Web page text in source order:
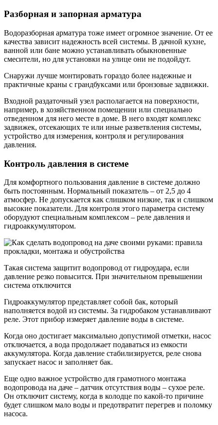
Разборная и запорная арматура
Водоразборная арматура тоже имеет огромное значение. От ее
качества зависит надежность всей системы. В дачной кухне,
ванной или бане можно устанавливать обыкновенные
смесители, но для установки на улице они не подойдут.
Снаружи лучше монтировать гораздо более надежные и
практичные краны с грандбуксами или бронзовые задвижки.
Входной раздаточный узел располагается на поверхности,
например, в хозяйственном помещении или специально
отведенном для него месте в доме. В него входят комплекс
задвижек, отсекающих те или иные разветвления системы,
устройство для измерения, контроля и регулирования
давления.
Контроль давления в системе
Для комфортного пользования давление в системе должно
быть постоянным. Нормальный показатель – от 2,5 до 4
атмосфер. Не допускается как слишком низкие, так и слишком
высокие показатели. Для контроля этого параметра систему
оборудуют специальным комплексом – реле давления и
гидроаккумулятором.
Такая система защитит водопровод от гидроудара, если
давление резко повысится. При значительном превышении
система отключится
Гидроаккумулятор представляет собой бак, который
наполняется водой из системы. За гидробаком устанавливают
реле. Этот прибор измеряет давление воды в системе.
Когда оно достигает максимально допустимой отметки, насос
отключается, а вода продолжает подаваться из емкости
аккумулятора. Когда давление стабилизируется, реле снова
запускает насос и заполняет бак.
Еще одно важное устройство для грамотного монтажа
водопровода на даче – датчик отсутствия воды – сухое реле.
Он отключит систему, когда в колодце по какой-то причине
будет слишком мало воды и предотвратит перегрев и поломку
насоса.